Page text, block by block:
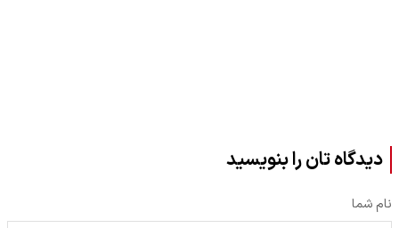
دیدگاه تان را بنویسید
نام شما